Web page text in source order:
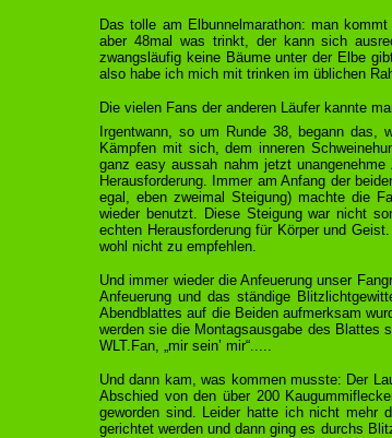
Das tolle am Elbunnelmarathon: man
aber 48mal was trinkt, der kann sich
zwangsläufig keine Bäume unter der Elbe
also habe ich mich mit trinken im üblichen
Die vielen Fans der anderen Läufer kannte
Irgentwann, so um Runde 38, begann
Kämpfen mit sich, dem inneren
ganz easy aussah nahm jetzt
Herausforderung. Immer am Anfang der
egal, eben zweimal Steigung) machte die
wieder benutzt. Diese Steigung war nicht
echten Herausforderung für Körper und
wohl nicht zu empfehlen.
Und immer wieder die Anfeuerung unser
Anfeuerung und das ständige
Abendblattes auf die Beiden aufmerksam
werden sie die Montagsausgabe des Blattes
WLT.Fan, „mir sein’ mir“.....
Und dann kam, was kommen musste: Der
Abschied von den über 200
geworden sind. Leider hatte ich nicht mehr
gerichtet werden und dann ging es durchs